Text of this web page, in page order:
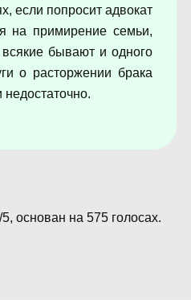
если попросит адвокат
на примирение семьи,
всякие бывают и одного
о расторжении брака
недостаточно.
/5, основан на 575 голосах.